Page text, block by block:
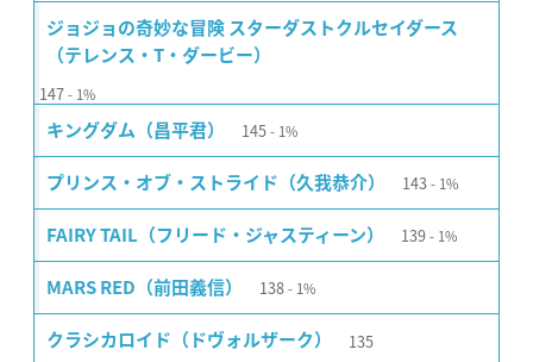
ジョジョの奇妙な冒険 スターダストクルセイダース
（テレンス・T・ダービー）
147 1%
キングダム（昌平君） 145 1%
プリンス・オブ・ストライド（久我恭介） 143 1%
FAIRY TAIL（フリード・ジャスティーン） 139 1%
MARS RED（前田義信） 138 1%
クラシカロイド（ドヴォルザーク） 135